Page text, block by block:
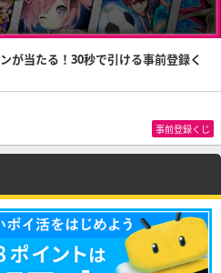
が当たる！30秒で引ける事前登録く
事前登録くじ